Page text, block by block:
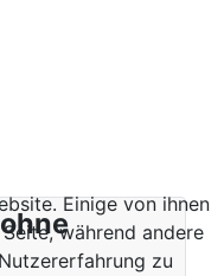
Einige von ihnen
während andere
zu